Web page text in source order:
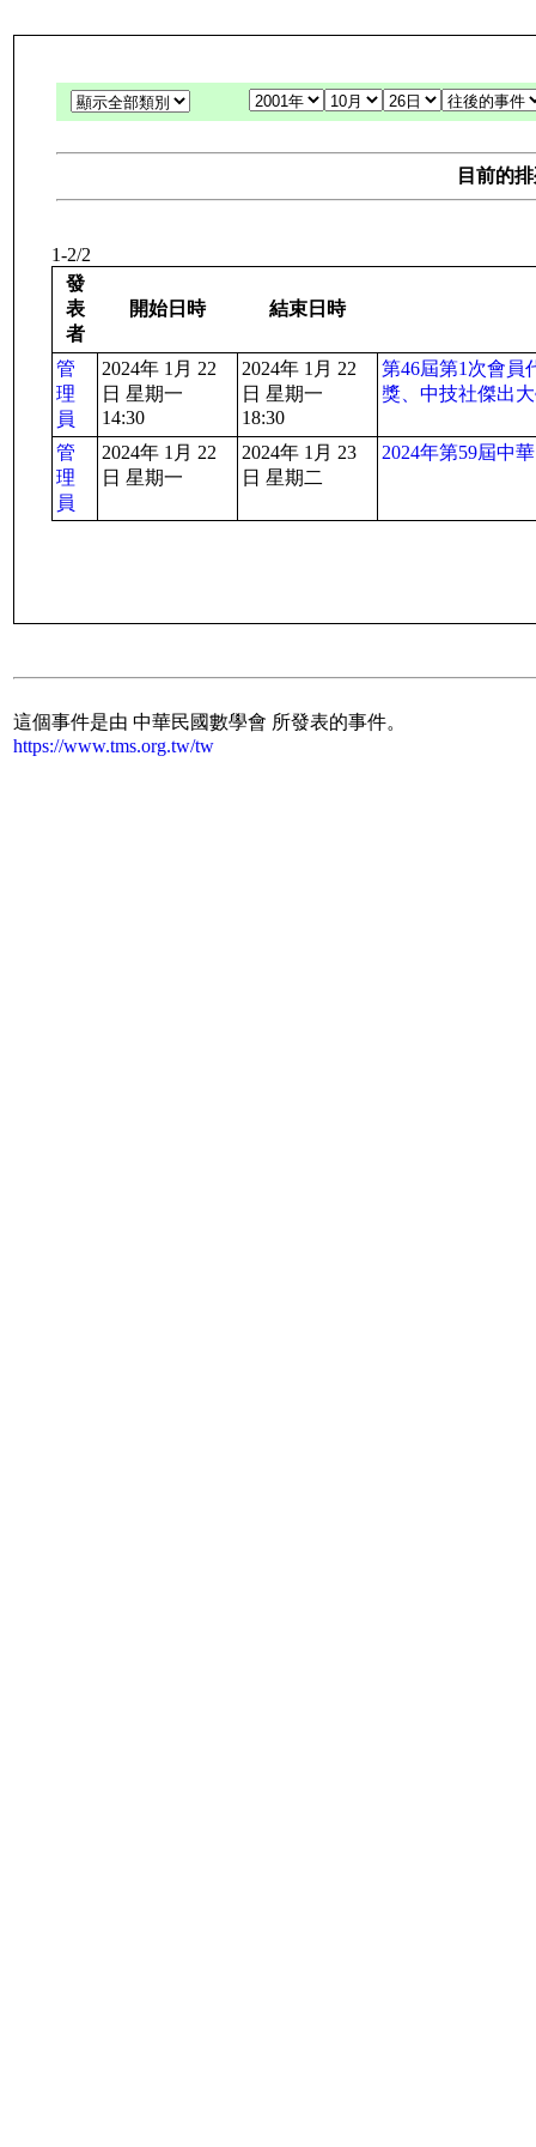
目前的
1-2/2
發
表
者
開始日時 結束日時
管
理
員
2024年 1月 22
日 星期一
14:30
2024年 1月 22
日 星期一
18:30
第46屆第1次會員
獎、中技社傑出
管
理
員
2024年 1月 22
日 星期一
2024年 1月 23
日 星期二
2024年第59屆中
這個事件是由 中華民國數學會 所發表的事件。
https://www.tms.org.tw/tw